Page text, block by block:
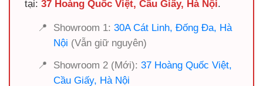
tại: 37 Hoàng Quốc Việt, Cầu Giấy, Hà Nội.
📍 Showroom 1: 30A Cát Linh, Đống Đa, Hà
Nội (Vẫn giữ nguyên)
📍
Showroom 2 (Mới): 37 Hoàng Quốc Việt,
Cầu Giấy, Hà Nội